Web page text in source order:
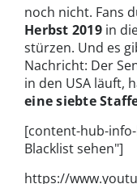
noch nicht. Fans
Herbst 2019in
stürzen. Und es
Nachricht: Der
in den USA läuft,
eine siebte
[content-hub-
Blacklist sehen"]
https://